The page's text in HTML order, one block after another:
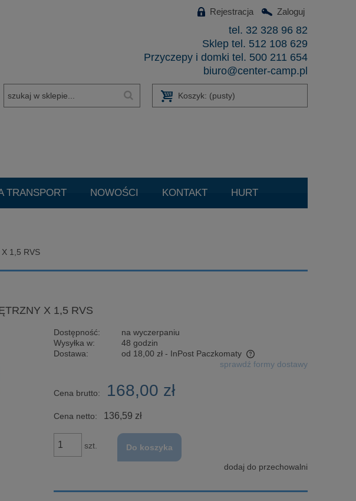
Rejestracja Zaloguj
tel. 32 328 96 82
Sklep tel. 512 108 629
Przyczepy i domki tel. 500 211 654
biuro@center-camp.pl
Koszyk: (pusty)
TRANSPORT NOWOŚCI KONTAKT HURT
1,5 RVS
X 1,5 RVS
Dostępność:
na wyczerpaniu
Wysyłka w:
48 godzin
Dostawa:
od 18,00 zł - InPost Paczkomaty
płatności
sprawdź formy dostawy
Cena brutto: 168,00 zł
Cena netto: 136,59 zł
szt. Do koszyka
dodaj do przechowalni